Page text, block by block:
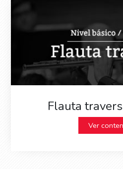
Flauta
Ver